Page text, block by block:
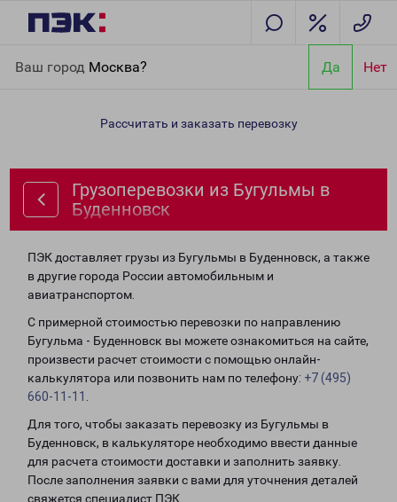
Ваш город Москва? Да Нет
Буденновск
Рассчитать и заказать перевозку
Грузоперевозки из Бугульмы в
Буденновск
ПЭК доставляет грузы из Бугульмы в Буденновск, а также
в другие города России автомобильным и
авиатранспортом.
С примерной стоимостью перевозки по направлению
Бугульма - Буденновск вы можете ознакомиться на сайте,
произвести расчет стоимости с помощью онлайн-
калькулятора или позвонить нам по телефону: +7 (495)
660-11-11
Для того, чтобы заказать перевозку из Бугульмы в
Буденновск, в калькуляторе необходимо ввести данные
для расчета стоимости доставки и заполнить заявку.
После заполнения заявки с вами для уточнения деталей
свяжется специалист ПЭК.